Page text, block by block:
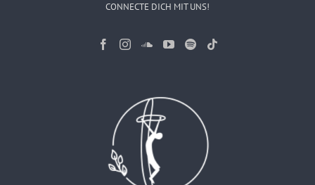
CONNECTE DICH MIT UNS!